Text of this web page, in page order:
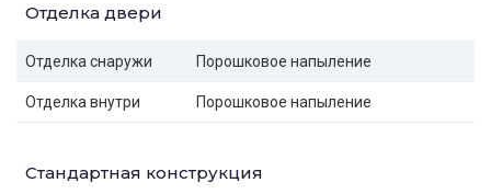
Отделка двери
Отделка снаружи Порошковое напыление
Отделка внутри Порошковое напыление
Стандартная конструкция